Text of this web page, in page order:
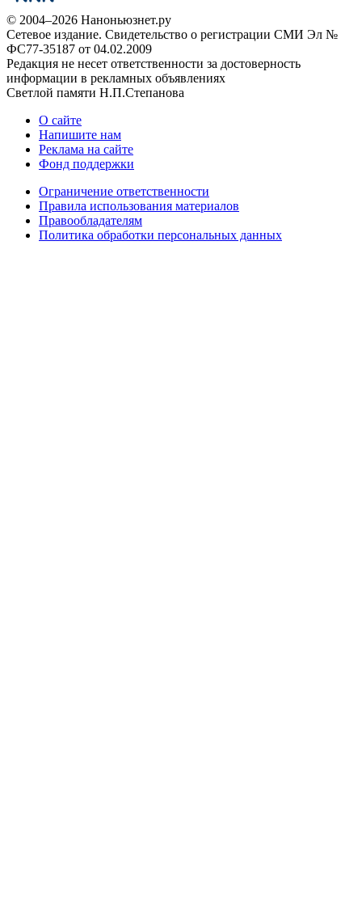
© 2004–2026 Наноньюзнет.ру
Сетевое издание. Свидетельство о регистрации СМИ Эл №
ФС77-35187 от 04.02.2009
Редакция не несет ответственности за достоверность
информации в рекламных объявлениях
Светлой памяти Н.П.Степанова
О сайте
Напишите нам
Реклама на сайте
Фонд поддержки
Ограничение ответственности
Правила использования материалов
Правообладателям
Политика обработки персональных данных